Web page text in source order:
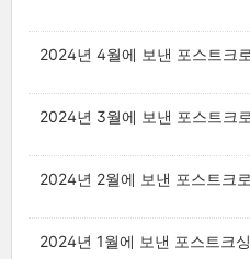
2024년 4월에 보낸 포스트크
2024년 3월에 보낸 포스트크
2024년 2월에 보낸 포스트크
2024년 1월에 보낸 포스트크